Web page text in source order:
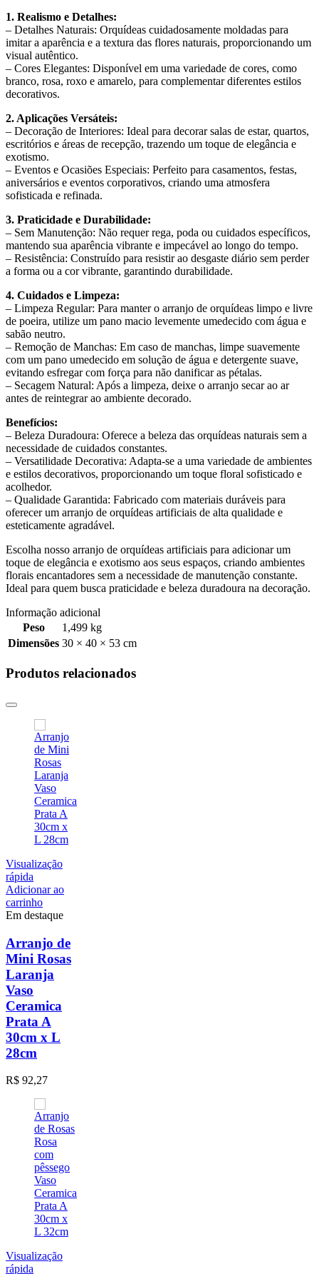
1. Realismo e Detalhes:
– Detalhes Naturais: Orquídeas cuidadosamente moldadas para
imitar a aparência e a textura das flores naturais, proporcionando um
visual autêntico.
– Cores Elegantes: Disponível em uma variedade de cores, como
branco, rosa, roxo e amarelo, para complementar diferentes estilos
decorativos.
2. Aplicações Versáteis:
– Decoração de Interiores: Ideal para decorar salas de estar, quartos,
escritórios e áreas de recepção, trazendo um toque de elegância e
exotismo.
– Eventos e Ocasiões Especiais: Perfeito para casamentos, festas,
aniversários e eventos corporativos, criando uma atmosfera
sofisticada e refinada.
3. Praticidade e Durabilidade:
– Sem Manutenção: Não requer rega, poda ou cuidados específicos,
mantendo sua aparência vibrante e impecável ao longo do tempo.
– Resistência: Construído para resistir ao desgaste diário sem perder
a forma ou a cor vibrante, garantindo durabilidade.
4. Cuidados e Limpeza:
– Limpeza Regular: Para manter o arranjo de orquídeas limpo e livre
de poeira, utilize um pano macio levemente umedecido com água e
sabão neutro.
– Remoção de Manchas: Em caso de manchas, limpe suavemente
com um pano umedecido em solução de água e detergente suave,
evitando esfregar com força para não danificar as pétalas.
– Secagem Natural: Após a limpeza, deixe o arranjo secar ao ar
antes de reintegrar ao ambiente decorado.
Benefícios:
– Beleza Duradoura: Oferece a beleza das orquídeas naturais sem a
necessidade de cuidados constantes.
– Versatilidade Decorativa: Adapta-se a uma variedade de ambientes
e estilos decorativos, proporcionando um toque floral sofisticado e
acolhedor.
– Qualidade Garantida: Fabricado com materiais duráveis para
oferecer um arranjo de orquídeas artificiais de alta qualidade e
esteticamente agradável.
Escolha nosso arranjo de orquídeas artificiais para adicionar um
toque de elegância e exotismo aos seus espaços, criando ambientes
florais encantadores sem a necessidade de manutenção constante.
Ideal para quem busca praticidade e beleza duradoura na decoração.
Informação adicional
Peso
1,499 kg
Dimensões 30 × 40 × 53 cm
Produtos relacionados
Visualização
rápida
Adicionar ao
carrinho
Em destaque
Arranjo de
Mini Rosas
Laranja
Vaso
Ceramica
Prata A
30cm x L
28cm
R$ 92,27
Visualização
rápida